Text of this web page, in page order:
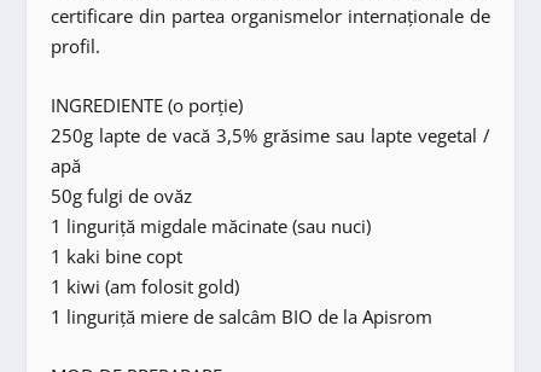
certificare din partea organismelor internaționale de
profil.
INGREDIENTE (o porție)
250g lapte de vacă 3,5% grăsime sau lapte vegetal /
apă
50g fulgi de ovăz
1 linguriță migdale măcinate (sau nuci)
1 kaki bine copt
1 kiwi (am folosit gold)
1 linguriță miere de salcâm BIO de la Apisrom